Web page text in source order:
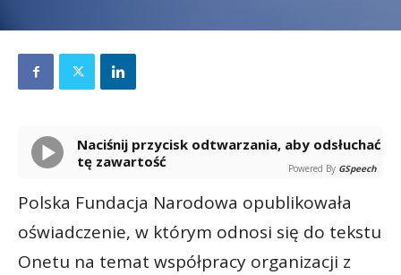
Naciśnij przycisk odtwarzania, aby odsłuchać
tę zawartość
Powered By GSpeech
Polska Fundacja Narodowa opublikowała
oświadczenie, w którym odnosi się do tekstu
Onetu na temat współpracy organizacji z